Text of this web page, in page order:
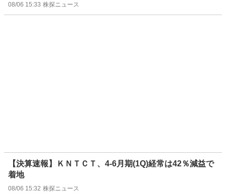
08/06 15:33 株探ニュース
【決算速報】ＫＮＴＣＴ、4-6月期(1Q)経常は42％減益で
着地
08/06 15:32 株探ニュース